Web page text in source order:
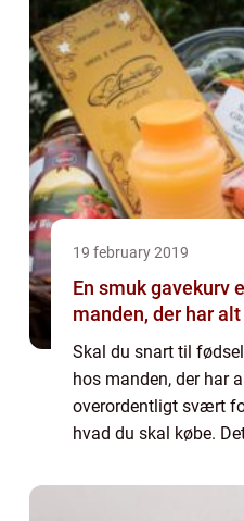
19 february 2019
En smuk gavekurv
manden, der har alt
Skal du snart til
hos manden, der har
overordentligt svært
hvad du skal købe.